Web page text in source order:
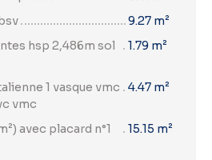
9.27 m²
hsp 2,486m sol
1.79 m²
1 vasque vmc
vmc
4.47 m²
avec placard n°1
15.15 m²